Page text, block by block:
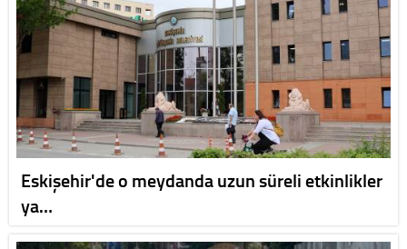
Eskişehir'de o meydanda uzun süreli etkinlikler
ya…